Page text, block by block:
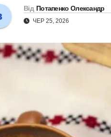
Від Потапенко Олександр
ЧЕР 25, 2026